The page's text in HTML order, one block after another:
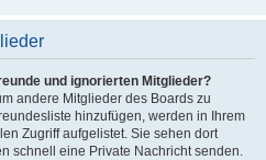
und ignorierten Mitglieder?
andere Mitglieder des Boards zu
hinzufügen, werden in Ihrem
Zugriff aufgelistet. Sie sehen dort
schnell eine Private Nachricht senden.